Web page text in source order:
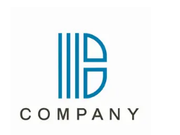
Tag: